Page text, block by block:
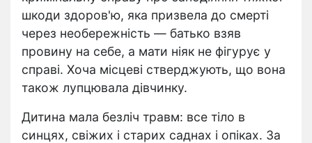
шкоди здоров'ю, яка призвела до смерті
через необережність — батько взяв
провину на себе, а мати ніяк не фігурує у
справі. Хоча місцеві стверджують, що вона
також лупцювала дівчинку.
Дитина мала безліч травм: все тіло в
синцях, свіжих і старих саднах і опіках. За